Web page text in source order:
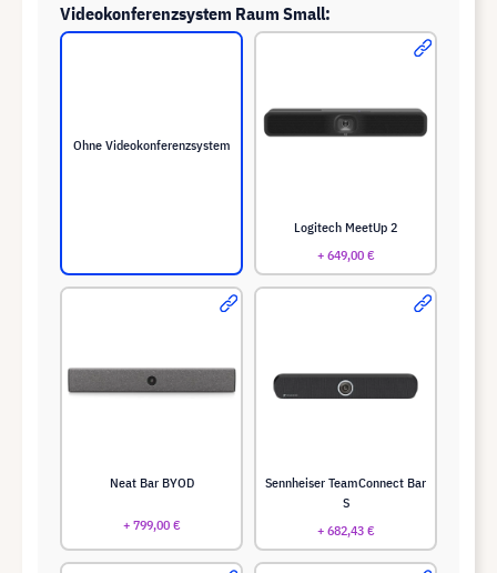
Videokonferenzsystem Raum Small:
Ohne Videokonferenzsystem
Logitech MeetUp 2
+ 649,00 €
Neat Bar BYOD
+ 799,00 €
Sennheiser TeamConnect Bar
S
+ 682,43 €